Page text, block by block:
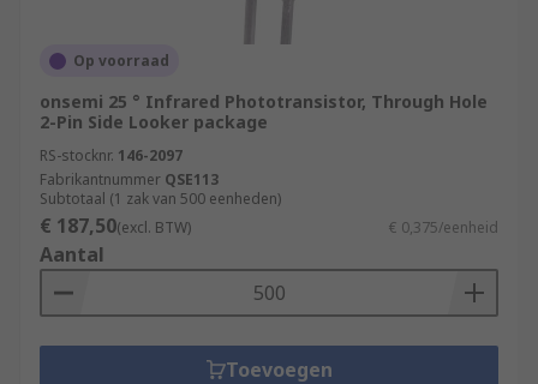
Op voorraad
onsemi 25 ° Infrared Phototransistor, Through Hole
2-Pin Side Looker package
RS-stocknr. 146-2097
Fabrikantnummer QSE113
Subtotaal (1 zak van 500 eenheden)
€ 187,50(excl. BTW) € 0,375/eenheid
Aantal
Toevoegen